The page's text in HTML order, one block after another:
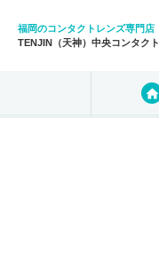
福岡のコンタクトレンズ専門店
TENJIN（天神）中央コンタクト